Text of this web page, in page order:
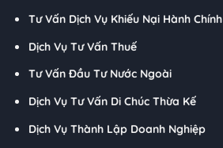
Tư Vấn Dịch Vụ Khiếu Nại Hành Chính
Dịch Vụ Tư Vấn Thuế
Tư Vấn Đầu Tư Nước Ngoài
Dịch Vụ Tư Vấn Di Chúc Thừa Kế
Dịch Vụ Thành Lập Doanh Nghiệp